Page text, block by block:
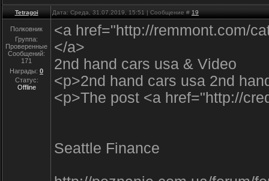
Tetragoi Дата: Среда, 31.07.2019, 15:51 | Сообщение # 19
Полковник
Группа:
Проверенные
Сообщений:
171
Награды: 0
Статус:
Offline
<a href="http://remmont.com/
</a>
2nd hand cars usa & Video
<p>2nd hand cars usa 2nd
<p>The post <a href="http://
Seattle Finance